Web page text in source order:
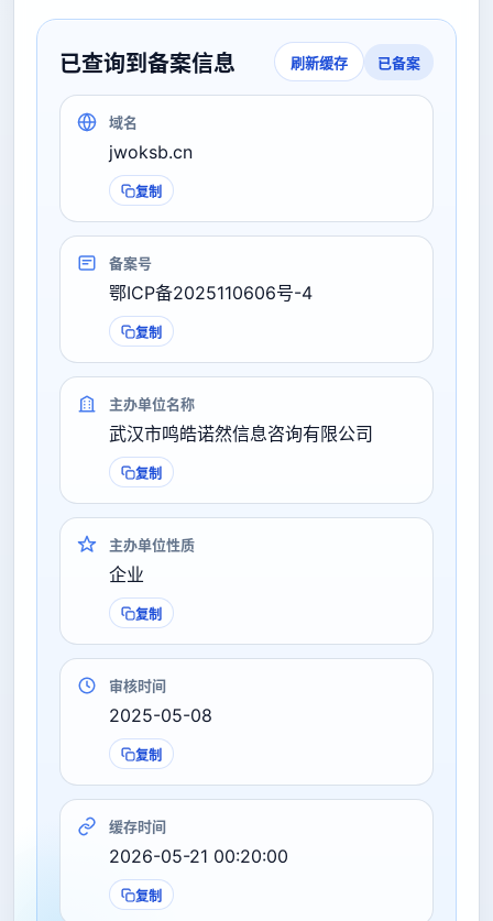
已查询到备案信息 刷新缓存 已备案
域名
jwoksb.cn
复制
备案号
鄂ICP备2025110606号-4
复制
主办单位名称
武汉市鸣皓诺然信息咨询有限公司
复制
主办单位性质
企业
复制
审核时间
2025-05-08
复制
缓存时间
2026-05-21 00:20:00
复制